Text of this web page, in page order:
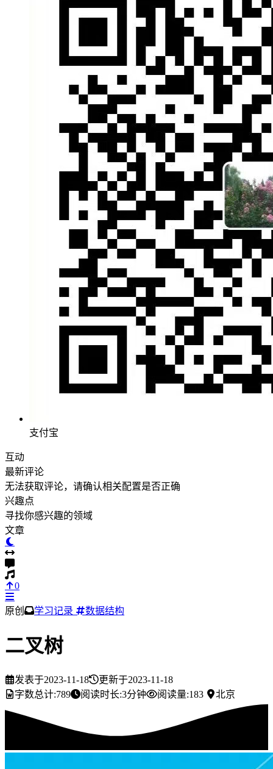
支付宝
互动
最新评论
无法获取评论，请确认相关配置是否正确
兴趣点
寻找你感兴趣的领域
文章
0
原创 学习记录 数据结构
二叉树
发表于2023-11-18 更新于2023-11-18
字数总计:789 阅读时长:3分钟 阅读量:183 北京